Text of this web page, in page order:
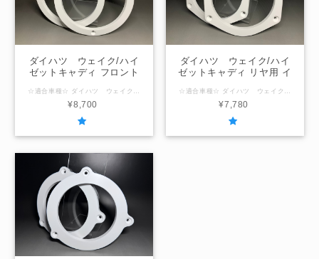
ダイハツ ウェイク/ハイ
ゼットキャディ フロント
ルボード
☆適合車種☆ ダイハツ ウェイク/ハイゼットキャディ (型式：LA700S,LA710S,LA700V,LA710V) ☆内径サイズ/厚み☆ フロントドア用 国産社外16ｃｍスピーカー用127ｍｍ / 厚み10ｍｍ 国産社外17ｃｍスピーカー用140ｍｍ / 厚み10ｍｍ ☆注意事項☆ ＠内径サイズ変更可能範囲＠ ～140ｍｍ以下 「在庫なし」の表示の場合は製作させていただきますのでお問合せください。
¥8,700
ダイハツ ウェイク/ハイ
ゼットキャディ リヤ用 イ
☆適合車種☆ ダイハツ ウェイク/ハイゼットキャディ (型式：LA700S,LA710S,LA700V,LA710V) ☆内径サイズ/厚み☆ リヤ用 国産社外16ｃｍスピーカー用127ｍｍ / 厚み10ｍｍ ☆注意事項☆ ＠内径サイズ変更可能範囲＠ ～130ｍｍ以下 「在庫なし」の表示の場合は製作させていただきますのでお問合せください。
¥7,780